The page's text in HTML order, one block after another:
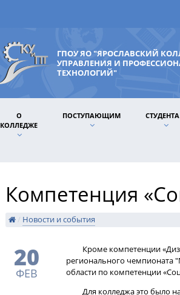
ГПОУ ЯО "ЯРОСЛАВСКИЙ
УПРАВЛЕНИЯ И
ТЕХНОЛОГИЙ"
О
КОЛЛЕДЖЕ
ПОСТУПАЮЩИМ
Компетенция
/ Новости и события
20
ФЕВ
​Кроме компетенции
регионального чемпионата
области по компетенции
Для колледжа это было